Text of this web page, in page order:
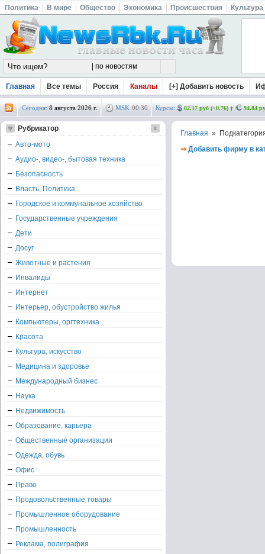
Политика В мире Общество Экономика Происшествия Культура
Главная Все темы Россия Каналы [+] Добавить новость
Сегодня: 8 августа 2026 г. MSK 00:30 Курсы: 82.17 руб (+0.76) 94.84
Главная »
⇒ Добавить фирму в
Рубрикатор
Авто-мото
Аудио-, видео-, бытовая техника
Безопасность
Власть, Политика
Городское и коммунальное хозяйство
Государственные учреждения
Дети
Досуг
Животные и растения
Инвалиды
Интернет
Интерьер, обустройство жилья
Компьютеры, оргтехника
Красота
Культура, искусство
Медицина и здоровье
Международный бизнес
Наука
Недвижимость
Образование, карьера
Общественные организации
Одежда, обувь
Офис
Право
Продовольственные товары
Промышленное оборудование
Промышленность
Реклама, полиграфия